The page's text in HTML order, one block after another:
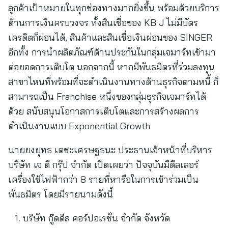
ลูกค้าเป้าหมายในทุกช่องทางมากยิ่งขึ้น พร้อมด้วยบริการ
ด้านการเงินครบวงจร ทั้งสินเชื่อของ KB J ไม่มีบัตร
เครดิตก็ผ่อนได้, สินค้าและสินเชื่อเงินผ่อนของ SINGER
อีกทั้ง การนำผลิตภัณฑ์ด้านประกันในกลุ่มเจมาร์ทเข้ามา
ต่อยอดการเติบโต นอกจากนี้ หากมีพันธมิตรที่ร่วมลงทุน
สาขาไหนที่พร้อมที่จะดำเนินงานทางด้านธุรกิจตามหนี้ ก็
สามารถเป็น Franchise หนึ่งของกลุ่มธุรกิจเจมาร์ทได้
ด้วย สนับสนุนโอกาสการเติบโตและการสร้างผลการ
ดำเนินงานแบบ Exponential Growth
นายยงยุทธ เตชะเศรษฐธนะ ประธานเจ้าหน้าที่บริหาร
บริษัท เจ ดี กรุ๊ป จำกัด เปิดเผยว่า ปัจจุบันมีดีลเลอร์
เครื่องใช้ไฟฟ้ากว่า 8 รายที่หารือในการเข้าร่วมเป็น
พันธมิตร โดยมีรายนามดังนี้
บริษัท กู๊ดดีล คอร์ปอเรชั่น จำกัด จังหวัด